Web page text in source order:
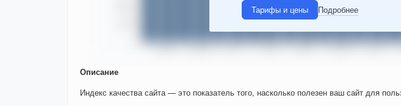
Тарифы и цены
Подробнее
Описание
Индекс качества сайта — это показатель того, насколько полезен ваш сайт для